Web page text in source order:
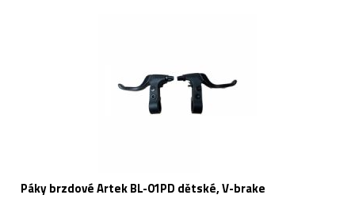
Páky brzdové Artek BL-01PD dětské, V-brake